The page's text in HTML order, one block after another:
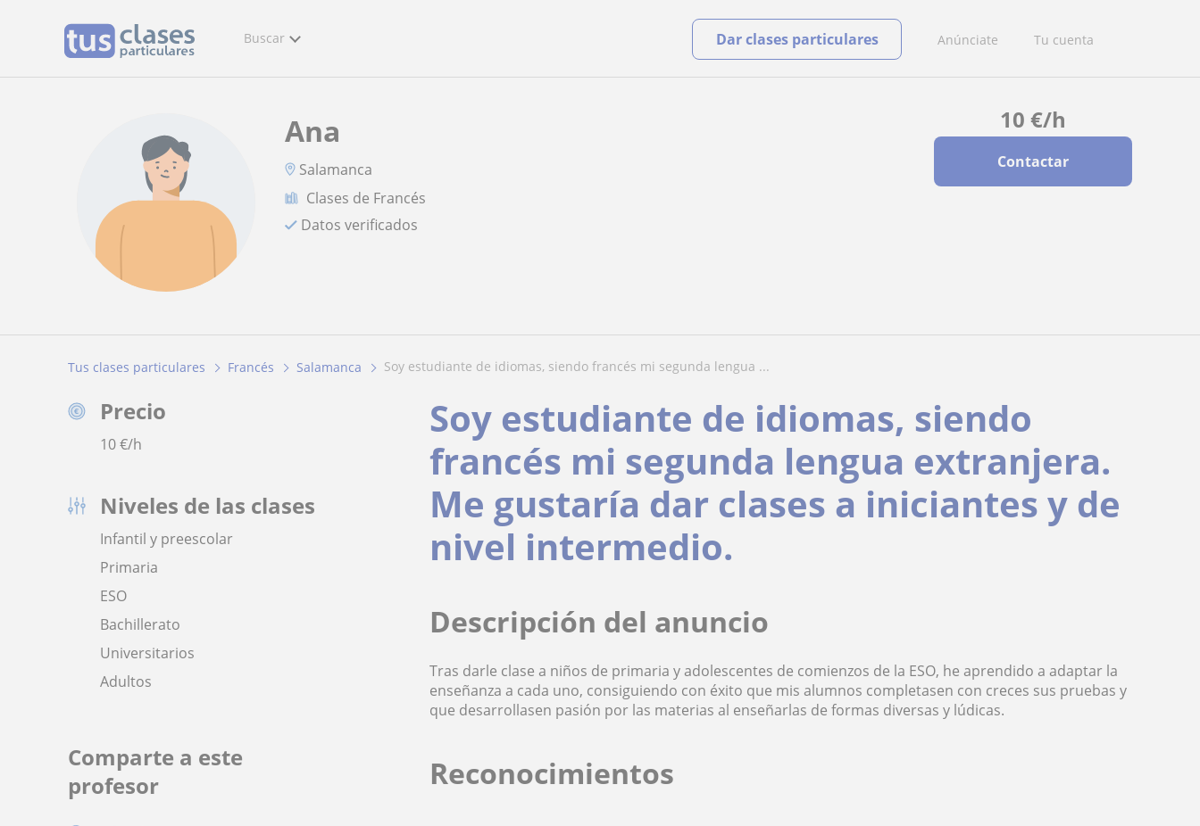
Buscar Anúnciate Tu cuenta
Dar clases particulares
10 €/h
Contactar
Ana
Salamanca
Clases de Francés
Datos verificados
Tus clases particulares Francés Salamanca soy estudiante de idiomas, siendo francés mi segunda lengua ...
Precio
10€/h
Niveles de las clases
Infantil y preescolar
Primaria
ESO
Bachillerato
Universitarios
Adultos
Comparte a este
profesor
Soy estudiante de idiomas, siendo
francés mi segunda lengua extranjera.
Me gustaría dar clases a iniciantes y de
nivel intermedio.
Descripción del anuncio
Tras darle clase a niños de primaria y adolescentes de comienzos de la ESO, he aprendido a adaptar la
enseñanza a cada uno, consiguiendo con éxito que mis alumnos completasen con creces sus pruebas y
que desarrollasen pasión por las materias al enseñarlas de formas diversas y lúdicas.
Reconocimientos